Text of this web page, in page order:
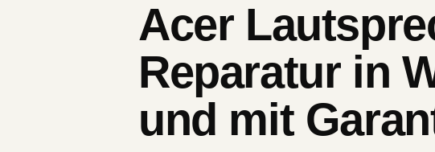
Acer
Reparatur in
und mit